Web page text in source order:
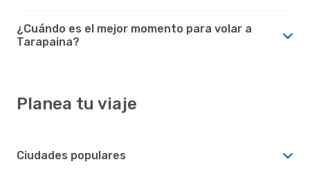
¿Cuándo es el mejor momento para volar a
Tarapaina?
Planea tu viaje
Ciudades populares